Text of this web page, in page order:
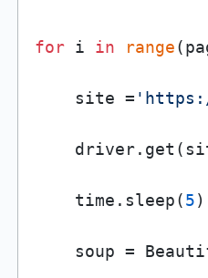
for i in range
    site =
    time.sleep(
5)
soup =